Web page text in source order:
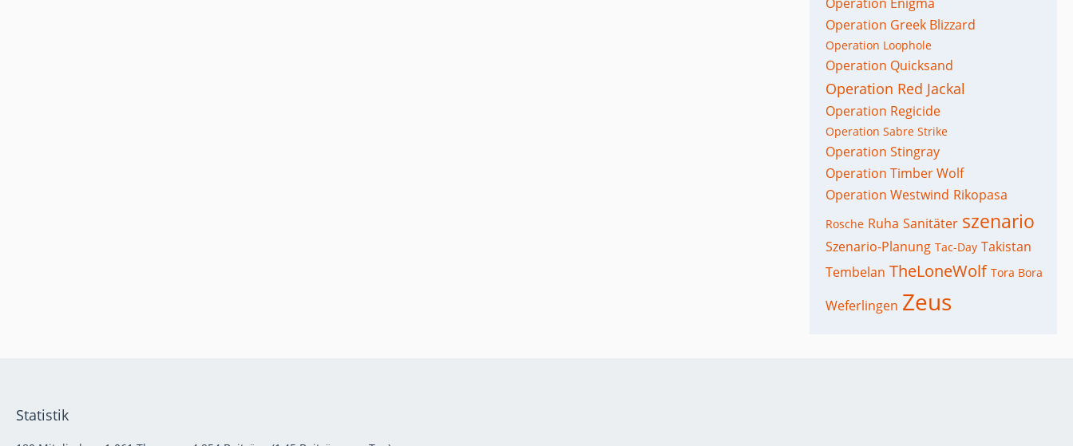
Operation Greek Blizzard
Operation Loophole
Operation Quicksand
Operation Red Jackal
Operation Regicide
Operation Sabre Strike
Operation Stingray
Operation Timber Wolf
Operation Westwind Rikopasa
Rosche Ruha Sanitäter szenario
Szenario-Planung Tac-Day Takistan
Tembelan TheLoneWolf Tora Bora
Weferlingen Zeus
Statistik